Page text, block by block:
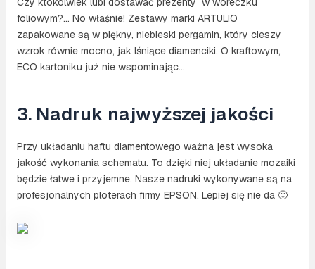
foliowym?… No właśnie! Zestawy marki ARTULIO
zapakowane są w piękny, niebieski pergamin, który cieszy
wzrok równie mocno, jak lśniące diamenciki. O kraftowym,
ECO kartoniku już nie wspominając…
3. Nadruk najwyższej jakości
Przy układaniu haftu diamentowego ważna jest wysoka
jakość wykonania schematu. To dzięki niej układanie mozaiki
będzie łatwe i przyjemne. Nasze nadruki wykonywane są na
profesjonalnych ploterach firmy EPSON. Lepiej się nie da 🙂